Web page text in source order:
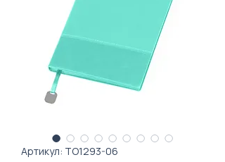
Артикул: TO1293-06